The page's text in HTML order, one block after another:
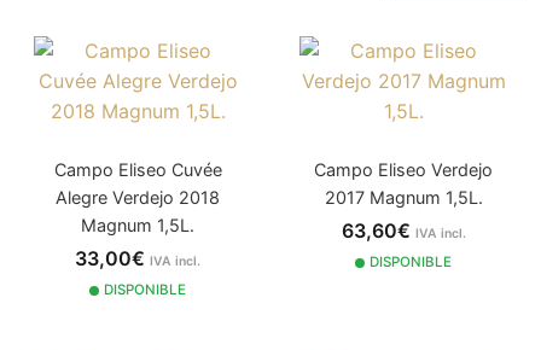
Campo Eliseo Cuvée
Alegre Verdejo 2018
Magnum 1,5L.
33,00€ IVA incl.
DISPONIBLE
Campo Eliseo Verdejo
2017 Magnum 1,5L.
63,60€ IVA incl.
DISPONIBLE